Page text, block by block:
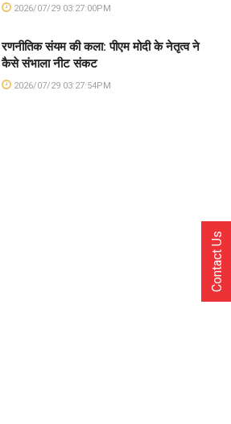
2026/07/29 03:27:00PM
रणनीतिक संयम की कला: पीएम मोदी के नेतृत्व ने
कैसे संभाला नीट संकट
2026/07/29 03:27:54PM
Contact Us